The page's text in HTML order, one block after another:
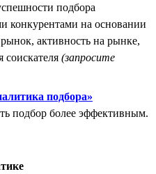
подбора
конкурентами на основании
активность на рынке,
соискателя (запросите
подбора»
подбор более эффективным.